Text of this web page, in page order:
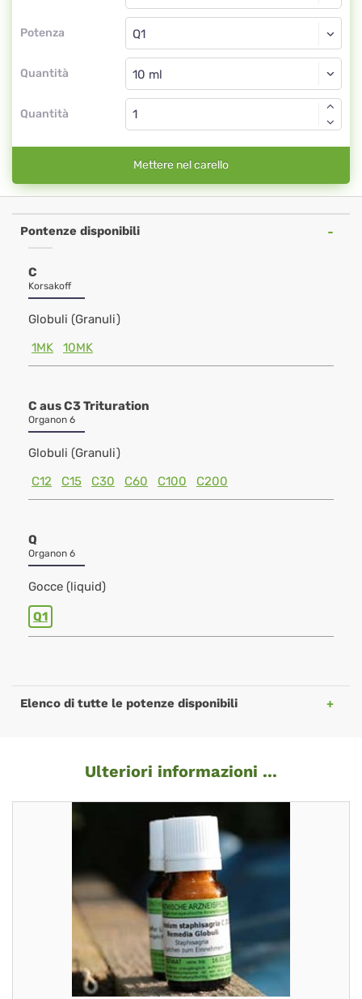
Potenza
Gocce
Q1
Quantità
Gocce
Quantità
Mettere nel carello
Pontenze disponibili
C
Korsakoff
Globuli (Granuli)
1MK
10MK
C aus C3 Trituration
Organon 6
Globuli (Granuli)
C12
C15 C30 C60 C100 C200
Q
Organon 6
Gocce (liquid)
Q1
Elenco di tutte le potenze disponibili
Ulteriori informazioni ...